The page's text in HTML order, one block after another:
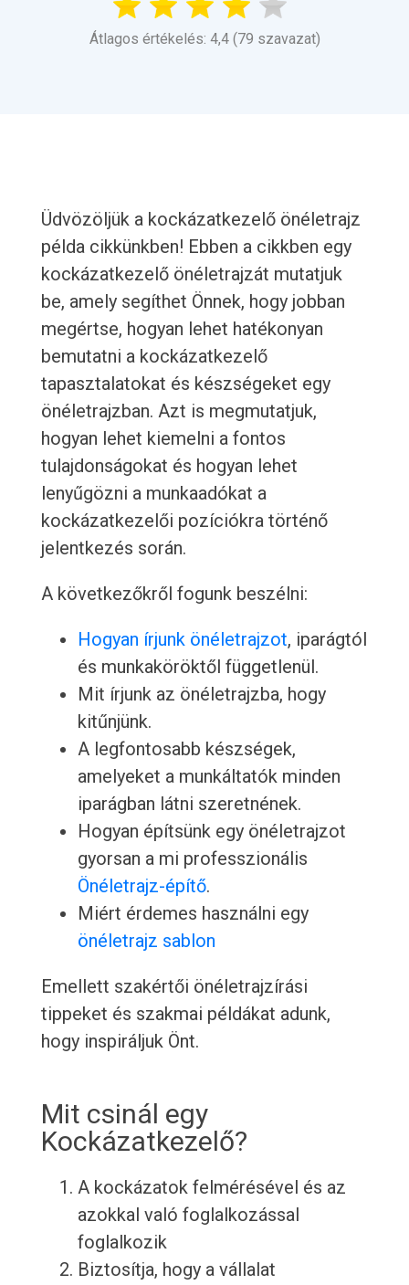
Átlagos értékelés: 4,4 (79 szavazat)
Üdvözöljük a kockázatkezelő önéletrajz
példa cikkünkben! Ebben a cikkben egy
kockázatkezelő önéletrajzát mutatjuk
be, amely segíthet Önnek, hogy jobban
megértse, hogyan lehet hatékonyan
bemutatni a kockázatkezelő
tapasztalatokat és készségeket egy
önéletrajzban. Azt is megmutatjuk,
hogyan lehet kiemelni a fontos
tulajdonságokat és hogyan lehet
lenyűgözni a munkaadókat a
kockázatkezelői pozíciókra történő
jelentkezés során.
A következőkről fogunk beszélni:
Hogyan írjunk önéletrajzot, iparágtól
és munkaköröktől függetlenül.
Mit írjunk az önéletrajzba, hogy
kitűnjünk.
A legfontosabb készségek,
amelyeket a munkáltatók minden
iparágban látni szeretnének.
Hogyan építsünk egy önéletrajzot
gyorsan a mi professzionális
Önéletrajz-építő.
Miért érdemes használni egy
önéletrajz sablon
Emellett szakértői önéletrajzírási
tippeket és szakmai példákat adunk,
hogy inspiráljuk Önt.
Mit csinál egy
Kockázatkezelő?
A kockázatok felmérésével és az
azokkal való foglalkozással
foglalkozik
Biztosítja, hogy a vállalat